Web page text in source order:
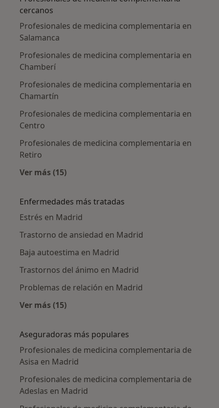
cercanos
Profesionales de medicina complementaria en
Salamanca
Profesionales de medicina complementaria en
Chamberí
Profesionales de medicina complementaria en
Chamartín
Profesionales de medicina complementaria en
Centro
Profesionales de medicina complementaria en
Retiro
Ver más (15)
Enfermedades más tratadas
Estrés en Madrid
Trastorno de ansiedad en Madrid
Baja autoestima en Madrid
Trastornos del ánimo en Madrid
Problemas de relación en Madrid
Ver más (15)
Aseguradoras más populares
Profesionales de medicina complementaria de
Asisa en Madrid
Profesionales de medicina complementaria de
Adeslas en Madrid